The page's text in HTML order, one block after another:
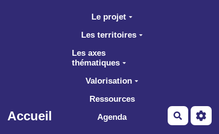
Aller au contenu principal
Accueil
Le projet
Les territoires
Les axes
thématiques
Valorisation
Ressources
Agenda